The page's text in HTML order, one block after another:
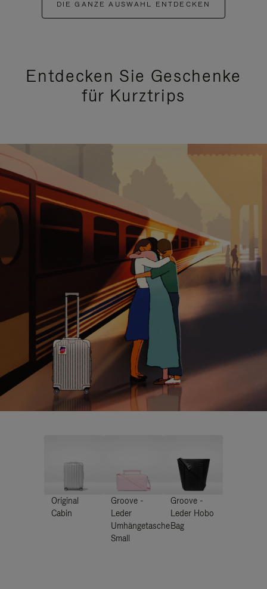
DIE GANZE AUSWAHL ENTDECKEN
Entdecken Sie Geschenke
für Kurztrips
Original
Cabin
Groove -
Leder
Umhängetasche
Small
Groove -
Leder Hobo
Bag